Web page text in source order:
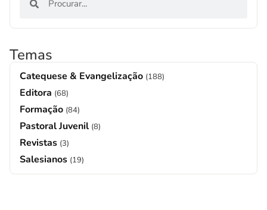
Temas
Catequese & Evangelização (188)
Editora (68)
Formação (84)
Pastoral Juvenil (8)
Revistas (3)
Salesianos (19)